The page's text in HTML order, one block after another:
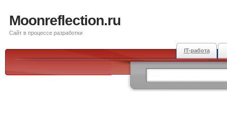
Moonreflection.ru
Сайт в процессе разработки
IT-работа